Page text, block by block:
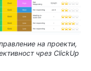
на проекти,
чрез ClickUp